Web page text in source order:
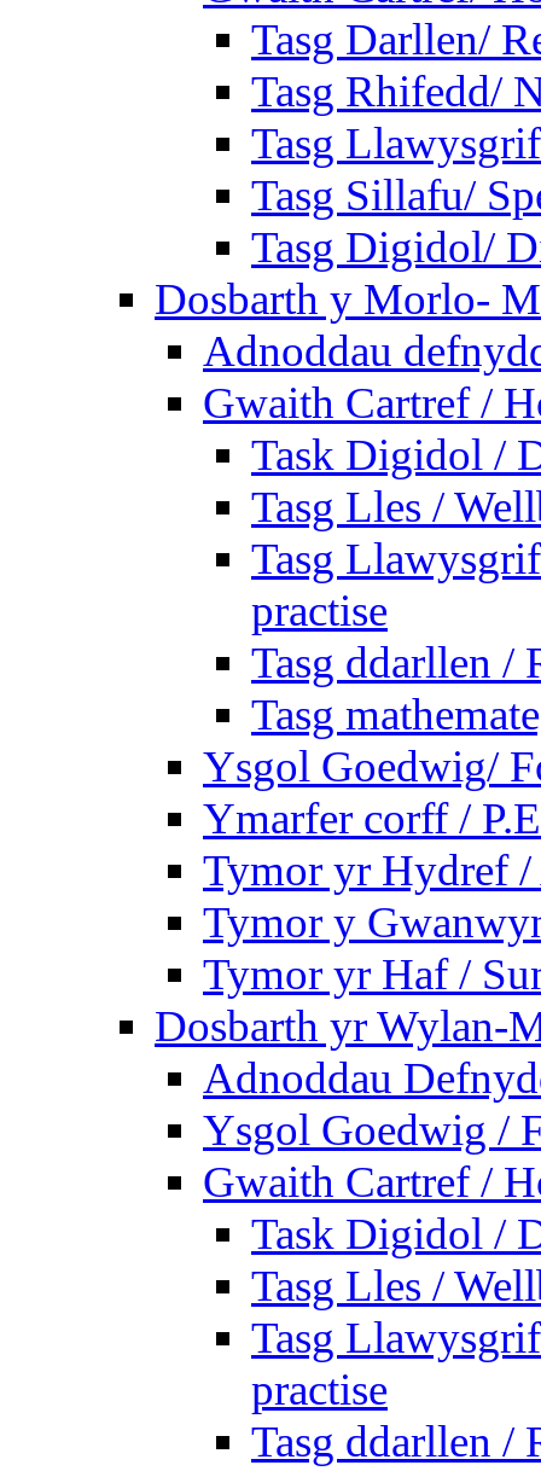
Tasg Darllen/
Tasg Rhifedd/
Tasg
Tasg Sillafu/
Tasg Digidol/
Dosbarth y Morlo-
Adnoddau
Gwaith Cartref /
Task Digidol /
Tasg Lles /
Tasg
practise
Tasg ddarllen /
Tasg
Ysgol Goedwig/
Ymarfer corff /
Tymor yr Hydref
Tymor y
Tymor yr Haf /
Dosbarth yr Wylan-
Adnoddau
Ysgol Goedwig /
Gwaith Cartref /
Task Digidol /
Tasg Lles /
Tasg
practise
Tasg ddarllen /